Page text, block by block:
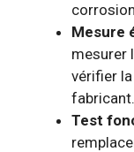
Mesure
mesurer
vérifier
fabricant.
Test